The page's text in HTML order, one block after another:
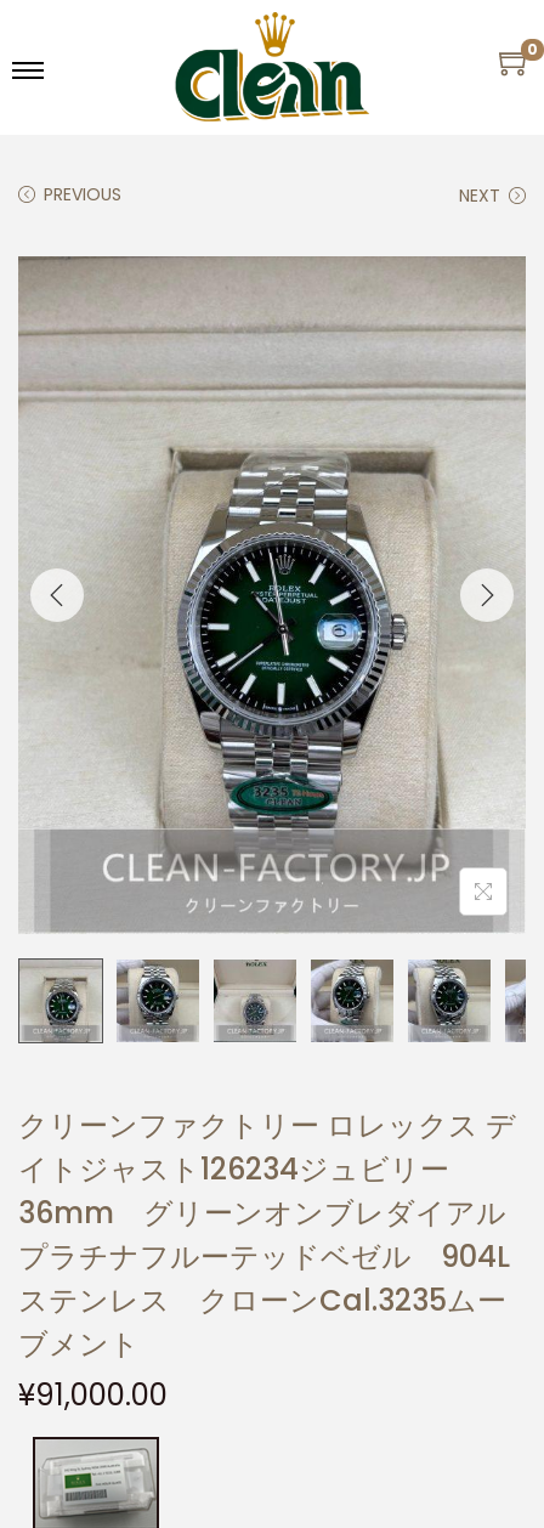
0
PREVIOUS NEXT
クリーンファクトリー ロレックス デ
イトジャスト126234ジュビリー
36mm グリーンオンブレダイアル
プラチナフルーテッドベゼル 904L
ステンレス クローンCal.3235ムー
ブメント
¥91,000.00